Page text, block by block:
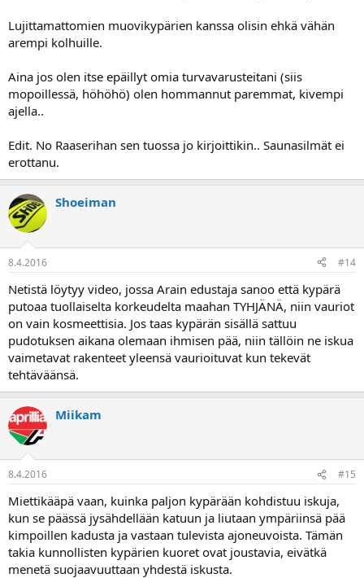
Lujittamattomien muovikypärien kanssa olisin ehkä vähän
arempi kolhuille.
Aina jos olen itse epäillyt omia turvavarusteitani (siis
mopoillessä, höhöhö) olen hommannut paremmat, kivempi
ajella..
Edit. No Raaserihan sen tuossa jo kirjoittikin.. Saunasilmät ei
erottanu.
Shoeiman
8.4.2016 #14
Netistä löytyy video, jossa Arain edustaja sanoo että kypärä
putoaa tuollaiselta korkeudelta maahan TYHJÄNÄ, niin vauriot
on vain kosmeettisia. Jos taas kypärän sisällä sattuu
pudotuksen aikana olemaan ihmisen pää, niin tällöin ne iskua
vaimetavat rakenteet yleensä vaurioituvat kun tekevät
tehtäväänsä.
Miikam
8.4.2016 #15
Miettikääpä vaan, kuinka paljon kypärään kohdistuu iskuja,
kun se päässä jysähdellään katuun ja liutaan ympäriinsä pää
kimpoillen kadusta ja vastaan tulevista ajoneuvoista. Tämän
takia kunnollisten kypärien kuoret ovat joustavia, eivätkä
menetä suojaavuuttaan yhdestä iskusta.